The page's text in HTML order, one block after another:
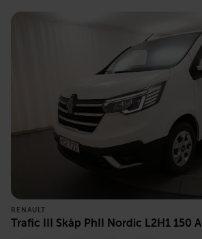
RENAULT
Trafic III Skåp PhII Nordic L2H1 150 A